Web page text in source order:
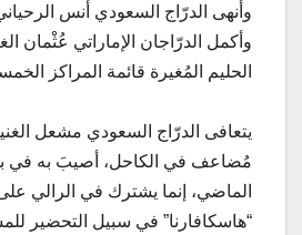
وأنهى الدرّاج السعودي أنس الرحياني
وأكمل الدرّاجان الإماراتي عُثْمان
الحليم المُغيرة قائمة المراكز
يتعافى الدرّاج السعودي مشعل
مُضاعف في الكاحل، أصيبَ به في
الماضي، إنما يشترك في الرالي
“هاسكافارنا” في سبيل التحضير